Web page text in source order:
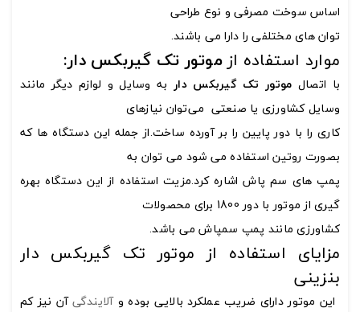
اساس سوخت مصرفی و نوع طراحی
توان های مختلفی را دارا می باشند.
موارد استفاده ازموتور تک گیربکس دار:
با اتصال موتور تک گیربکس دار به وسایل و لوازم دیگر مانند
وسایل کشاورزی یا صنعتی می‌توان نیازهای
کاری را با دور پایین را بر آورده ساخت.از جمله این دستگاه ها که
بصورت روتین استفاده می شود می توان به
پمپ های سم پاش اشاره کرد.مزیت استفاده از این دستگاه بهره
گیری از موتور با دور 1800 برای محصولات
کشاورزی مانند پمپ سمپاش می باشد.
مزایای استفاده از موتور تک گیربکس دار
بنزینی
این موتور دارای ضریب عملکرد بالایی بوده وآلایندگیآن نیز کم